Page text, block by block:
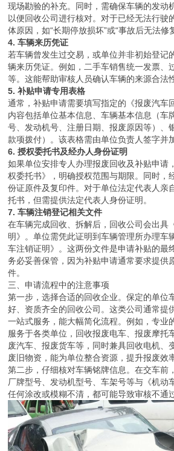
现场勘验的补充。同时，需确保车辆的发动
以便回收公司进行核对。对于已经无法行驶
体原因，如“长期停放损坏”或“事故后无法修
4. 车辆来历凭证
若车辆曾发生过交易，或单位并非初始登记
辆来历凭证。例如，二手车销售统一发票、
等。这能帮助审核人员确认车辆的来源合法
5. 补贴申请专用表格
通常，补贴申请需要填写指定的《报废汽车
内容包括单位基本信息、车辆基本信息（车
号、发动机号、注册日期、报废原因等）、
款项拨付）。该表格需由单位负责人签字并
6. 授权委托书及经办人身份证明
如果单位安排专人办理报废回收及补贴申请
权委托书》，明确授权范围与期限。同时，
份证原件及复印件。对于单位法定代表人亲
托书，但需提供法定代表人身份证明。
7. 车辆注销登记相关文件
在车辆完成回收、拆解后，回收公司会出具
明》。单位需凭此证明到车辆管理所办理车
车注销证明》。这两份文件是申请补贴的最
务必妥善保管，因为补贴申请通常要求提供
件。
三、申请流程中的注意事项
第一步，选择合适的回收企业。保定的单位
好、资质齐全的回收公司。这类公司通常提
一站式服务，能大幅简化流程。例如，专业
服务于各类单位，回收报废电车、报废摩托
废汽车、报废货车等，同时兼具回收电机、
废旧物资，能为单位整合资源，提升报废效
第二步，仔细核对车辆铭牌信息。在交车前
厂牌型号、发动机型号、车架号等与《机动
任何涂改或模糊不清，都可能导致审核不通